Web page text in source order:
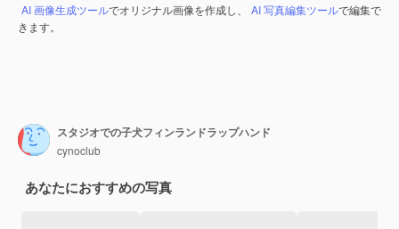
AI 画像生成ツールでオリジナル画像を作成し、 AI 写真編集ツールで編集で
きます。
スタジオでの子犬フィンランドラップハンド
cynoclub
あなたにおすすめの写真